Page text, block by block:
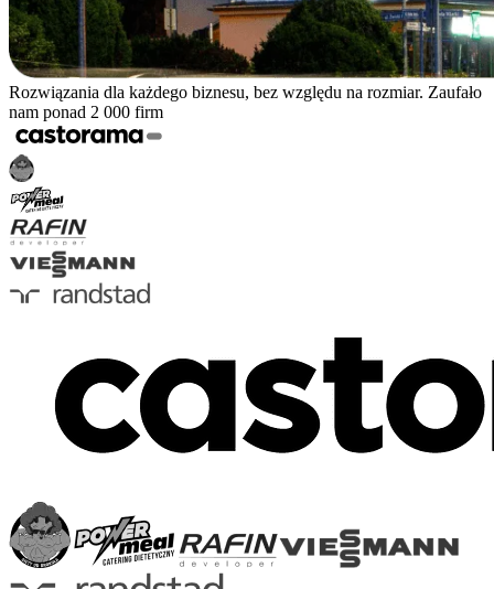
Rozwiązania dla każdego biznesu, bez względu na rozmiar. Zaufało
nam ponad 2 000 firm